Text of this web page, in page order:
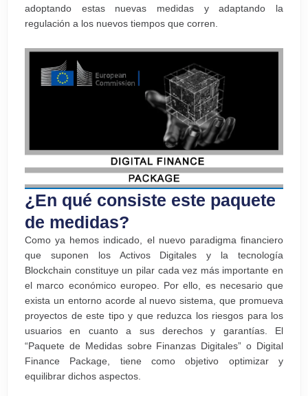
adoptando estas nuevas medidas y adaptando la
regulación a los nuevos tiempos que corren.
¿En qué consiste este paquete
de medidas?
Como ya hemos indicado, el nuevo paradigma financiero
que suponen los Activos Digitales y la tecnología
Blockchain constituye un pilar cada vez más importante en
el marco económico europeo. Por ello, es necesario que
exista un entorno acorde al nuevo sistema, que promueva
proyectos de este tipo y que reduzca los riesgos para los
usuarios en cuanto a sus derechos y garantías. El
“Paquete de Medidas sobre Finanzas Digitales” o Digital
Finance Package, tiene como objetivo optimizar y
equilibrar dichos aspectos.